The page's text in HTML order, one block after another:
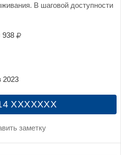
В шаговой доступности
938
XXXXXXX
заметку
2023